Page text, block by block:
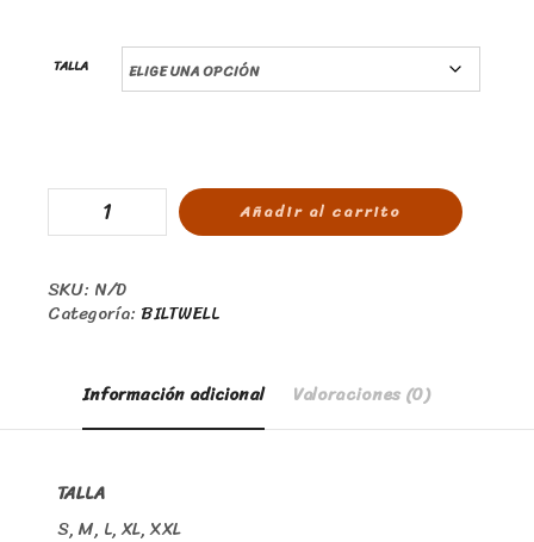
TALLA
Añadir al carrito
SKU: N/D
Categoría: BILTWELL
Información adicional Valoraciones (0)
TALLA
S, M, L, XL, XXL